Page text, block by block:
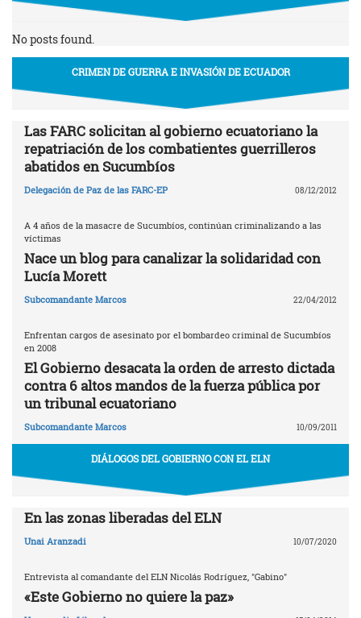
No posts found.
CRIMEN DE GUERRA E INVASIÓN DE ECUADOR
Las FARC solicitan al gobierno ecuatoriano la
repatriación de los combatientes guerrilleros
abatidos en Sucumbíos
Delegación de Paz de las FARC-EP 08/12/2012
A 4 años de la masacre de Sucumbíos, continúan criminalizando a las
víctimas
Nace un blog para canalizar la solidaridad con
Lucía Morett
Subcomandante Marcos 22/04/2012
Enfrentan cargos de asesinato por el bombardeo criminal de Sucumbíos
en 2008
El Gobierno desacata la orden de arresto dictada
contra 6 altos mandos de la fuerza pública por
un tribunal ecuatoriano
Subcomandante Marcos 10/09/2011
DIÁLOGOS DEL GOBIERNO CON EL ELN
En las zonas liberadas del ELN
Unai Aranzadi 10/07/2020
Entrevista al comandante del ELN Nicolás Rodríguez, "Gabino"
«Este Gobierno no quiere la paz»